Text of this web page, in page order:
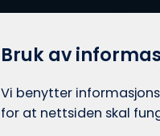
Bruk av
Vi benytter
for at nettsiden skal